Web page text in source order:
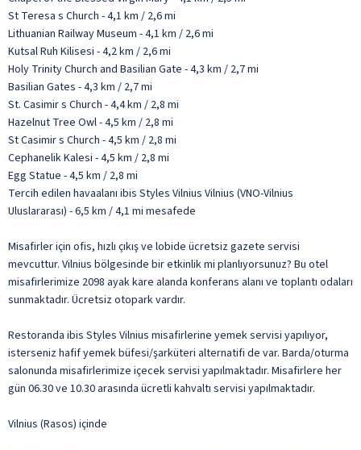
St Teresa s Church - 4,1 km / 2,6 mi
Lithuanian Railway Museum - 4,1 km / 2,6 mi
Kutsal Ruh Kilisesi - 4,2 km / 2,6 mi
Holy Trinity Church and Basilian Gate - 4,3 km / 2,7 mi
Basilian Gates - 4,3 km / 2,7 mi
St. Casimir s Church - 4,4 km / 2,8 mi
Hazelnut Tree Owl - 4,5 km / 2,8 mi
St Casimir s Church - 4,5 km / 2,8 mi
Cephanelik Kalesi - 4,5 km / 2,8 mi
Egg Statue - 4,5 km / 2,8 mi
Tercih edilen havaalanı ibis Styles Vilnius Vilnius (VNO-Vilnius
Uluslararası) - 6,5 km / 4,1 mi mesafede
Misafirler için ofis, hızlı çıkış ve lobide ücretsiz gazete servisi
mevcuttur. Vilnius bölgesinde bir etkinlik mi planlıyorsunuz? Bu otel
misafirlerimize 2098 ayak kare alanda konferans alanı ve toplantı odaları
sunmaktadır. Ücretsiz otopark vardır.
Restoranda ibis Styles Vilnius misafirlerine yemek servisi yapılıyor,
isterseniz hafif yemek büfesi/şarküteri alternatifi de var. Barda/oturma
salonunda misafirlerimize içecek servisi yapılmaktadır. Misafirlere her
gün 06.30 ve 10.30 arasında ücretli kahvaltı servisi yapılmaktadır.
Vilnius (Rasos) içinde